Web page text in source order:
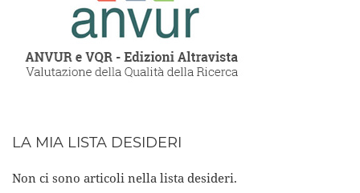
LA MIA LISTA DESIDERI
Non ci sono articoli nella lista desideri.